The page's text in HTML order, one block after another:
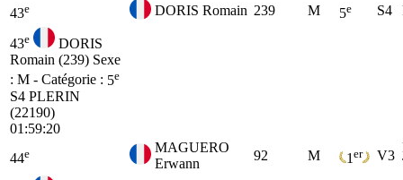
43e DORIS Romain 239 M 5e S4
43e
DORIS
Romain (239) Sexe
: M - Catégorie : 5e
S4 PLERIN
(22190)
01:59:20
44e
MAGUERO
Erwann
92 M 1 er V3